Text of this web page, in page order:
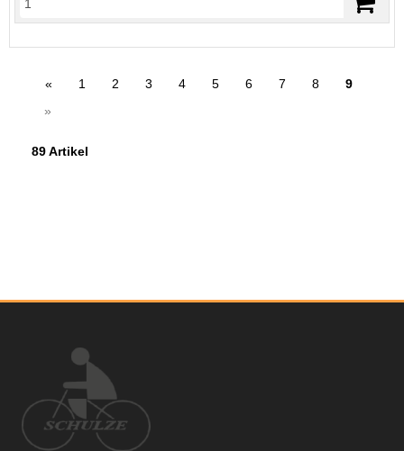
« 1 2 3 4 5 6 7 8
9
»
89 Artikel